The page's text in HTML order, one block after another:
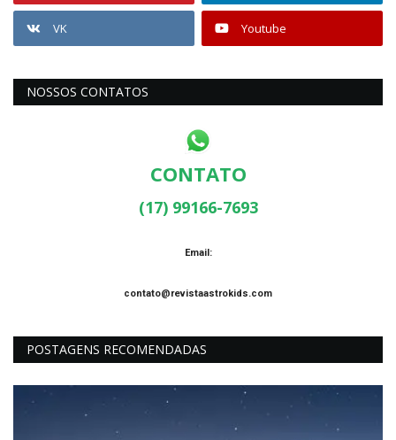
VK Youtube
NOSSOS CONTATOS
CONTATO
(17) 99166-7693
Email:
contato@revistaastrokids.com
POSTAGENS RECOMENDADAS